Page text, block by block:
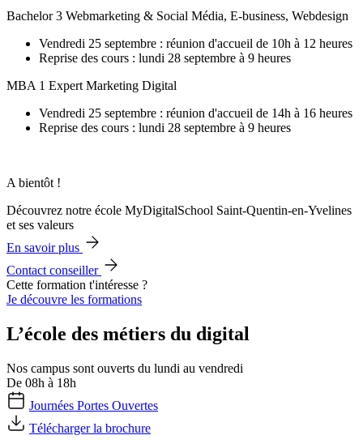
Bachelor 3 Webmarketing & Social Média, E-business, Webdesign
Vendredi 25 septembre : réunion d'accueil de 10h à 12 heures
Reprise des cours : lundi 28 septembre à 9 heures
MBA 1 Expert Marketing Digital
Vendredi 25 septembre : réunion d'accueil de 14h à 16 heures
Reprise des cours : lundi 28 septembre à 9 heures
A bientôt !
Découvrez notre école MyDigitalSchool Saint-Quentin-en-Yvelines
et ses valeurs
En savoir plus
Contact conseiller
Cette formation t'intéresse ?
Je découvre les formations
L’école des métiers du digital
Nos campus sont ouverts du lundi au vendredi
De 08h à 18h
Journées Portes Ouvertes
Télécharger la brochure